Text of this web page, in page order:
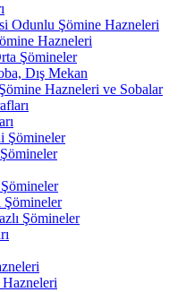
Odunlu Şömine Hazneleri
Hazneleri
Şömineler
Dış Mekan
Hazneleri ve Sobalar
Şömineler
Şömineler
Şömineler